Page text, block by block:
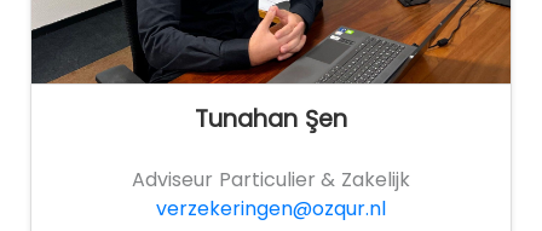
Tunahan Şen
Adviseur Particulier & Zakelijk
verzekeringen@ozqur.nl